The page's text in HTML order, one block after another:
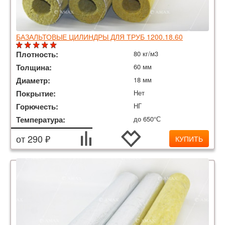
БАЗАЛЬТОВЫЕ ЦИЛИНДРЫ ДЛЯ ТРУБ 1200.18.60
Плотность: 80 кг/м3
Толщина: 60 мм
Диаметр: 18 мм
Покрытие: Нет
Горючесть: НГ
Температура: до 650°С
от 290 ₽ КУПИТЬ